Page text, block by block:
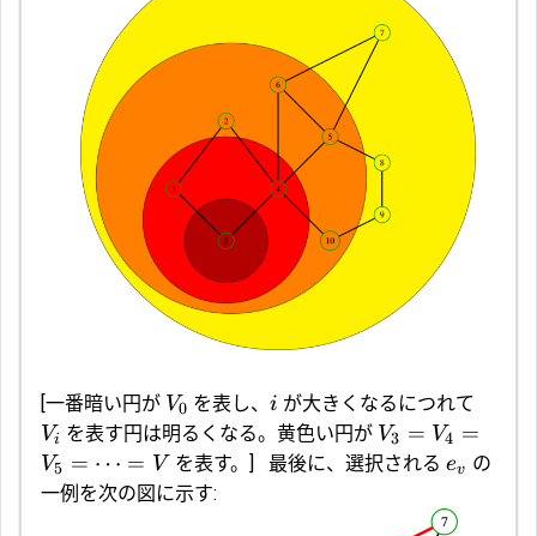
[一番暗い円が V0 を表し、i が大きくなるにつれて
Vi を表す円は明るくなる。黄色い円が V3 = V4 =
V5 = ⋯ = V を表す。] 最後に、選択されるev の
一例を次の図に示す: